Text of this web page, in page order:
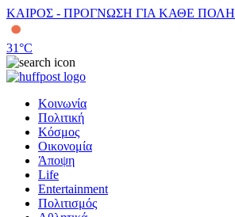
ΚΑΙΡΟΣ - ΠΡΟΓΝΩΣΗ ΓΙΑ ΚΑΘΕ ΠΟΛΗ
31°C
Κοινωνία
Πολιτική
Κόσμος
Οικονομία
Άποψη
Life
Entertainment
Πολιτισμός